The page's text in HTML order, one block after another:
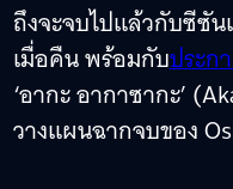
ถึงจะจบไปแล้วกับซีซั
เมื่อคืน พร้อมกับประก
‘อากะ อากาซากะ’
วางแผนฉากจบของ